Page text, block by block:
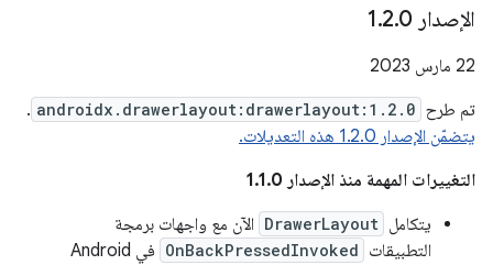
الإصدار 1 .2.0
‫22 مارس 2023
تم طرح androidx.drawerlayout:drawerlayout:1.2.0
.
يتضمّن الإصدار 1.2.0 هذه التعديلات.
التغييرات المهمة منذ الإصدار 1.1.0
يتكامل DrawerLayout الآن مع واجهات برمجة
التطبيقات OnBackPressedInvoked
في Android